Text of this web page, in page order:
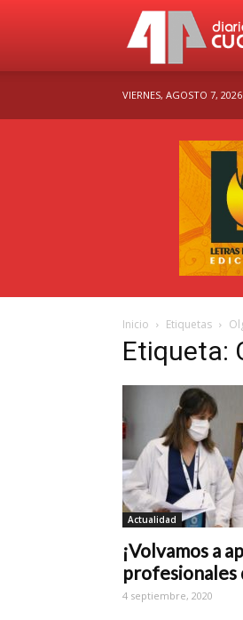
VIERNES, AGOSTO 7, 2026
Inicio Etiquetas
Etiqueta:
Actualidad
¡Volvamos a
profesionales
4 septiembre, 2020